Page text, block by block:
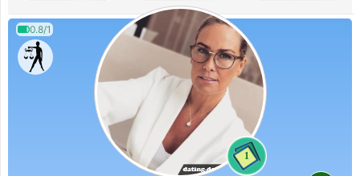
0.8/1
1